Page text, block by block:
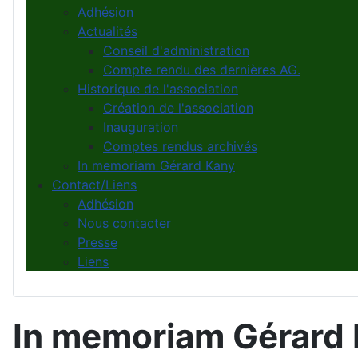
Adhésion
Actualités
Conseil d'administration
Compte rendu des dernières AG.
Historique de l'association
Création de l'association
Inauguration
Comptes rendus archivés
In memoriam Gérard Kany
Contact/Liens
Adhésion
Nous contacter
Presse
Liens
In memoriam Gérard